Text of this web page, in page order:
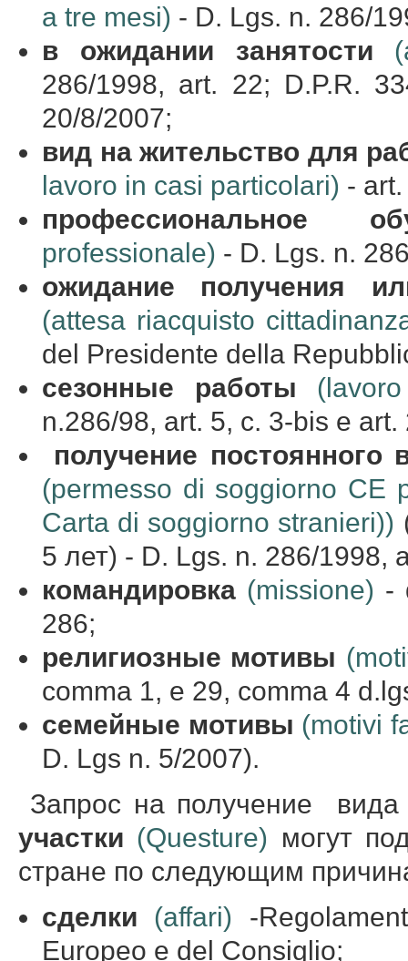
a tre mesi) - D. Lgs. n. 286/
в
ожидании занятости
286/1998, art. 22; D.P.R.
20/8/2007;
вид на жительство для
lavoro in casi particolari) -
профессиональное
professionale) - D. Lgs. n.
ожидание
получения
(attesa riacquisto
del Presidente della
сезонные
работы
n.286/98, art. 5, c. 3-bis e art.
получение постоянного
(permesso di soggiorno CE
Carta di soggiorno stranieri))
5 лет) - D. Lgs. n. 286/1998,
командировка (missione) -
286;
религиозные мотивы
comma 1, e 29, comma 4
семейные мотивы (motivi
D. Lgs n. 5/2007).
Запрос на получение
участки (Questure) могут
стране по следующим
сделки (affari) -
Europeo e del Consiglio;